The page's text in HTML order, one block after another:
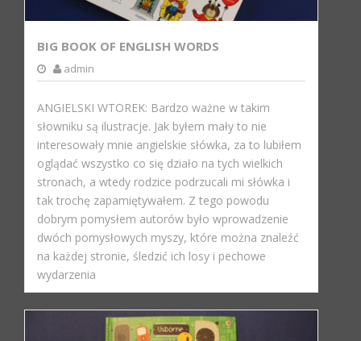
BIG BOOK OF ENGLISH WORDS
admin
ANGIELSKI WTOREK: Bardzo ważne w takim
słowniku są ilustracje. Jak byłem mały to nie
interesowały mnie angielskie słówka, za to lubiłem
oglądać wszystko co się działo na tych wielkich
stronach, a wtedy rodzice podrzucali mi słówka i
tak trochę zapamiętywałem. Z tego powodu
dobrym pomysłem autorów było wprowadzenie
dwóch pomysłowych myszy, które można znaleźć
na każdej stronie, śledzić ich losy i pechowe
wydarzenia